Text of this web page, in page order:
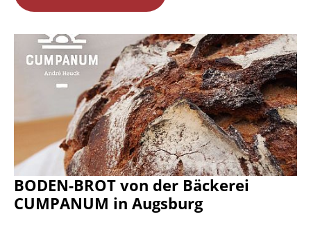
BODEN-BROT von der Bäckerei
CUMPANUM in Augsburg